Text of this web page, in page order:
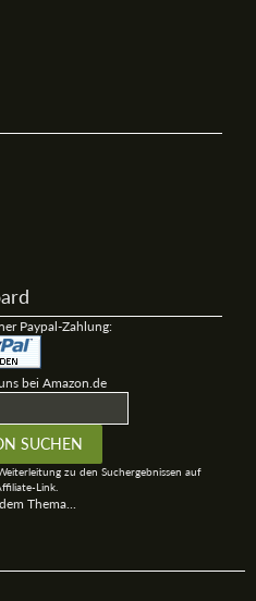
Paypal-Zahlung:
bei Amazon.de
zu den Suchergebnissen auf
Link.
Thema...